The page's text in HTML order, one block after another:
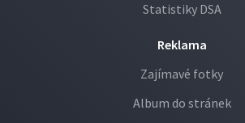
Statistiky DSA
Reklama
Zajímavé fotky
Album do stránek